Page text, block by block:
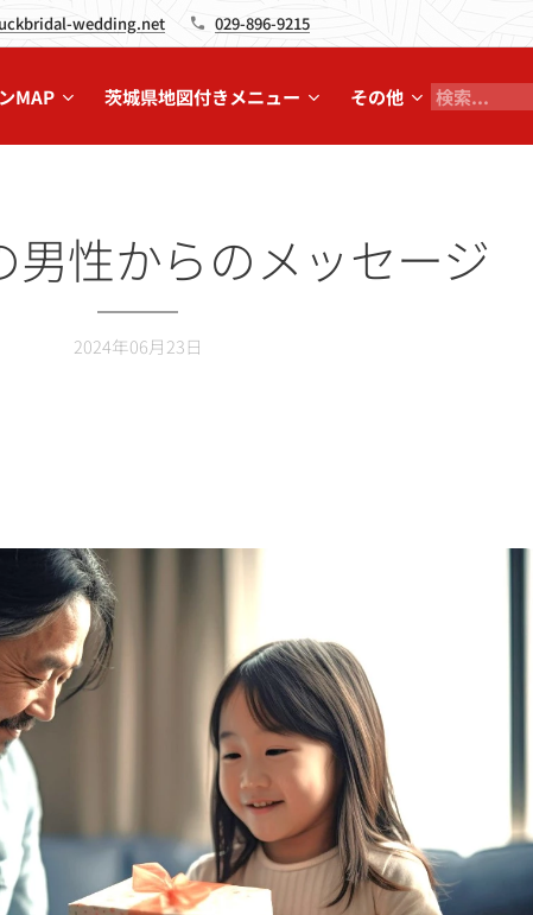
wedding.net 029-896-9215
MAP 茨城県地図付きメニュー その他
男性からのメッセージ
2024年06月23日